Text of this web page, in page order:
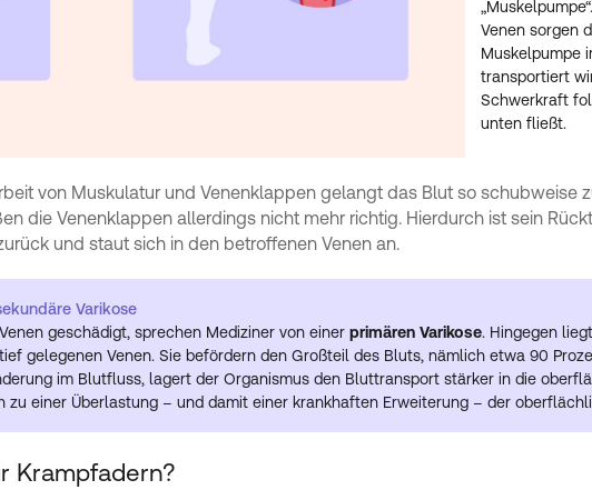
Venen sorgen
Muskelpumpe
transportiert
Schwerkraft
unten fließt.
von Muskulatur und Venenklappen gelangt das Blut so schubweise
die Venenklappen allerdings nicht mehr richtig. Hierdurch ist sein
und staut sich in den betroffenen Venen an.
Varikose
geschädigt, sprechen Mediziner von einer primären Varikose. Hingegen
gelegenen Venen. Sie befördern den Großteil des Bluts, nämlich etwa 90
im Blutfluss, lagert der Organismus den Bluttransport stärker in die
zu einer Überlastung – und damit einer krankhaften Erweiterung – der
Krampfadern?